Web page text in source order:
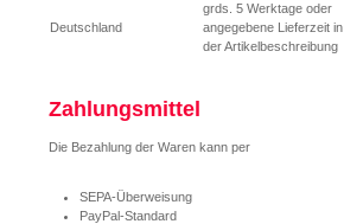
Deutschland
grds. 5 Werktage oder
angegebene Lieferzeit in
der Artikelbeschreibung
Zahlungsmittel
Die Bezahlung der Waren kann per
SEPA-Überweisung
PayPal-Standard